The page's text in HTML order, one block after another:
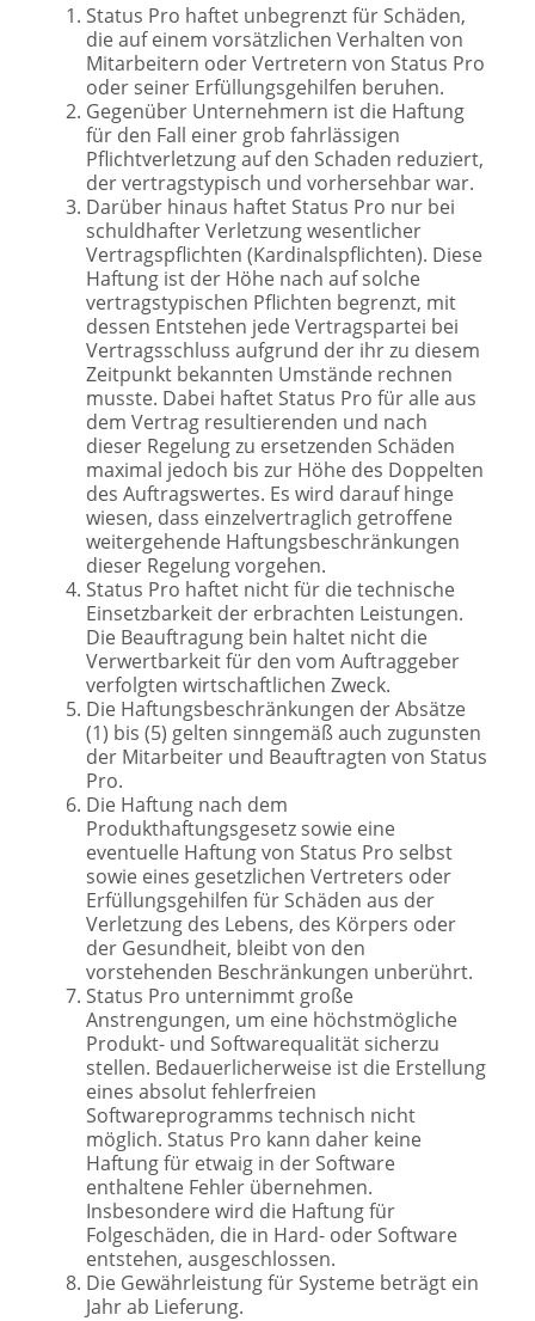
Status Pro haftet unbegrenzt für Schäden,
die auf einem vorsätzlichen Verhalten von
Mitarbeitern oder Vertretern von Status Pro
oder seiner Erfüllungsgehilfen beruhen.
Gegenüber Unternehmern ist die Haftung
für den Fall einer grob fahrlässigen
Pflichtverletzung auf den Schaden reduziert,
der vertragstypisch und vorhersehbar war.
Darüber hinaus haftet Status Pro nur bei
schuldhafter Verletzung wesentlicher
Vertragspflichten (Kardinalspflichten). Diese
Haftung ist der Höhe nach auf solche
vertragstypischen Pflichten begrenzt, mit
dessen Entstehen jede Vertragspartei bei
Vertragsschluss aufgrund der ihr zu diesem
Zeitpunkt bekannten Umstände rechnen
musste. Dabei haftet Status Pro für alle aus
dem Vertrag resultierenden und nach
dieser Regelung zu ersetzenden Schäden
maximal jedoch bis zur Höhe des Doppelten
des Auftragswertes. Es wird darauf hinge
wiesen, dass einzelvertraglich getroffene
weitergehende Haftungsbeschränkungen
dieser Regelung vorgehen.
Status Pro haftet nicht für die technische
Einsetzbarkeit der erbrachten Leistungen.
Die Beauftragung bein haltet nicht die
Verwertbarkeit für den vom Auftraggeber
verfolgten wirtschaftlichen Zweck.
Die Haftungsbeschränkungen der Absätze
(1) bis (5) gelten sinngemäß auch zugunsten
der Mitarbeiter und Beauftragten von Status
Pro.
Die Haftung nach dem
Produkthaftungsgesetz sowie eine
eventuelle Haftung von Status Pro selbst
sowie eines gesetzlichen Vertreters oder
Erfüllungsgehilfen für Schäden aus der
Verletzung des Lebens, des Körpers oder
der Gesundheit, bleibt von den
vorstehenden Beschränkungen unberührt.
Status Pro unternimmt große
Anstrengungen, um eine höchstmögliche
Produkt- und Softwarequalität sicherzu
stellen. Bedauerlicherweise ist die Erstellung
eines absolut fehlerfreien
Softwareprogramms technisch nicht
möglich. Status Pro kann daher keine
Haftung für etwaig in der Software
enthaltene Fehler übernehmen.
Insbesondere wird die Haftung für
Folgeschäden, die in Hard- oder Software
entstehen, ausgeschlossen.
Die Gewährleistung für Systeme beträgt ein
Jahr ab Lieferung.